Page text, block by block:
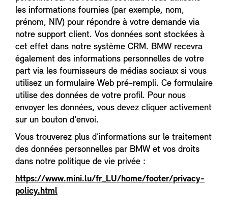
les informations fournies (par exemple, nom,
prénom, NIV) pour répondre à votre demande via
notre support client. Vos données sont stockées à
cet effet dans notre système CRM. BMW recevra
également des informations personnelles de votre
part via les fournisseurs de médias sociaux si vous
utilisez un formulaire Web pré-rempli. Ce formulaire
utilise des données de votre profil. Pour nous
envoyer les données, vous devez cliquer activement
sur un bouton d'envoi.
Vous trouverez plus d’informations sur le traitement
des données personnelles par BMW et vos droits
dans notre politique de vie privée :
https://www.mini.lu/fr_LU/home/footer/privacy-
policy.html